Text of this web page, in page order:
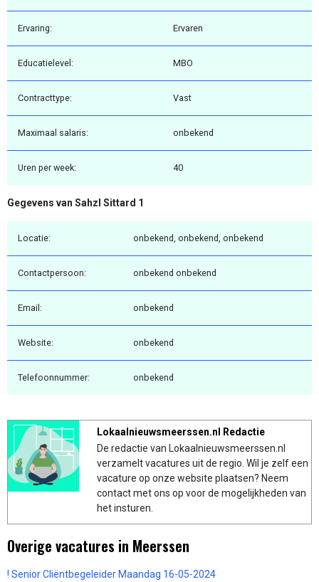
Ervaring: Ervaren
Educatielevel: MBO
Contracttype: Vast
Maximaal salaris: onbekend
Uren per week: 40
Gegevens van Sahzl Sittard 1
Locatie: onbekend, onbekend, onbekend
Contactpersoon: onbekend onbekend
Email: onbekend
Website: onbekend
Telefoonnummer: onbekend
Lokaalnieuwsmeerssen.nl Redactie
De redactie van Lokaalnieuwsmeerssen.nl
verzamelt vacatures uit de regio. Wil je zelf een
vacature op onze website plaatsen? Neem
contact met ons op voor de mogelijkheden van
het insturen.
Overige vacatures in Meerssen
! Senior Cliëntbegeleider Maandag 16-05-2024